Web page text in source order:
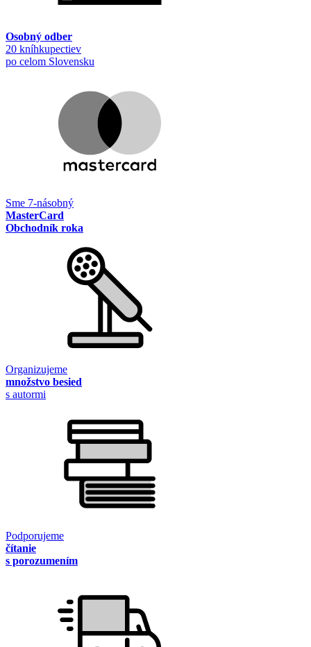
Osobný odber
20 kníhkupectiev
po celom Slovensku
Sme 7-násobný
MasterCard
Obchodník roka
Organizujeme
množstvo besied
s autormi
Podporujeme
čítanie
s porozumením